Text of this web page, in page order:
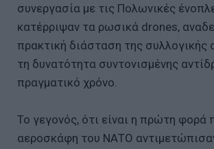
συνεργασία με τις Πολωνικές
κατέρριψαν τα ρωσικά drones,
πρακτική διάσταση της συλλογικής
τη δυνατότητα συντονισμένης
πραγματικό χρόνο.
Το γεγονός, ότι είναι η πρώτη φορά
αεροσκάφη του ΝΑΤΟ